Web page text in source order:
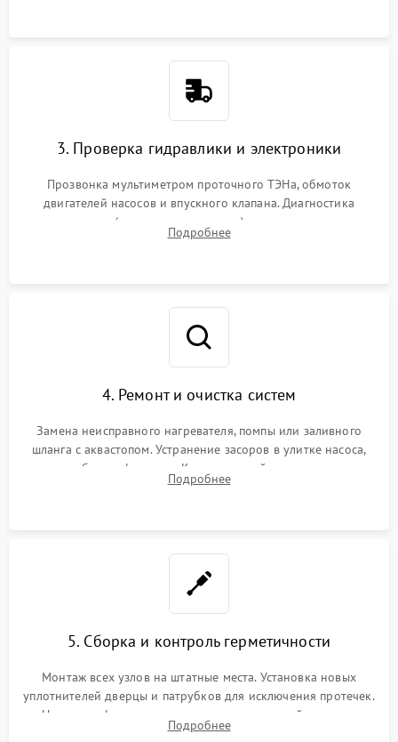
3. Проверка гидравлики и электроники
Прозвонка мультиметром проточного ТЭНа, обмоток
двигателей насосов и впускного клапана. Диагностика
прессостата (датчика уровня воды), датчика мутности,
концевика дверцы и электронного модуля управления.
Подробнее
4. Ремонт и очистка систем
Замена неисправного нагревателя, помпы или заливного
шланга с аквастопом. Устранение засоров в улитке насоса,
патрубках и фильтрах. Компонентный ремонт платы
управления, восстановление поврежденной проводки.
Подробнее
5. Сборка и контроль герметичности
Монтаж всех узлов на штатные места. Установка новых
уплотнителей дверцы и патрубков для исключения протечек.
Надежная фиксация хомутов гидравлической системы,
сборка корпуса и установка датчика поплавка.
Подробнее